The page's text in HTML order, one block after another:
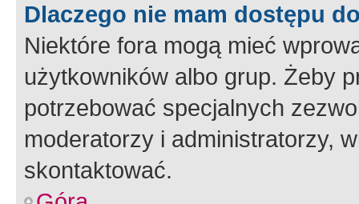
Dlaczego nie mam dostępu
Niektóre fora mogą mieć
użytkowników albo grup. Żeby
potrzebować specjalnych
moderatorzy i administratorzy,
skontaktować.